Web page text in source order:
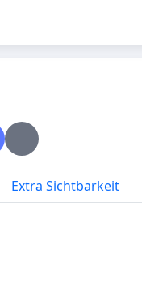
Extra Sichtbarkeit